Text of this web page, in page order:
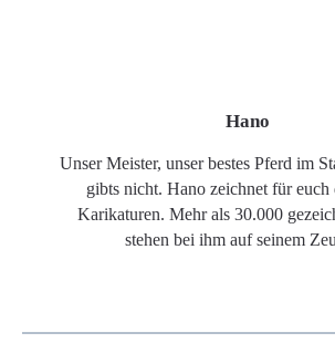
Hano
Unser Meister, unser bestes Pferd im
gibts nicht. Hano zeichnet für euch
Karikaturen. Mehr als 30.000
stehen bei ihm auf seinem